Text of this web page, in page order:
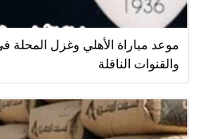
موعد مباراة الأهلي وغزل المحلة
والقنوات الناقلة